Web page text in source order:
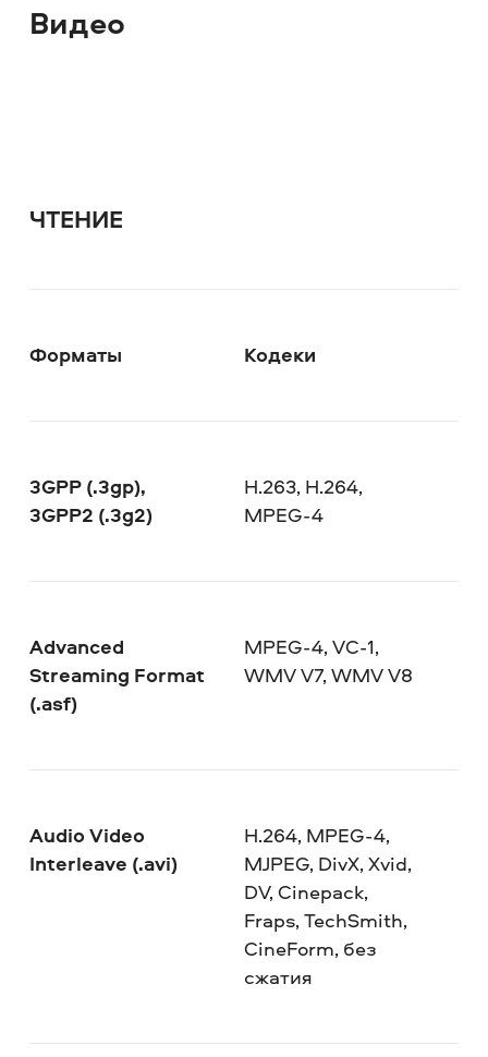
Видео
ЧТЕНИЕ
Форматы Кодеки
3GPP (.3gp),
3GPP2 (.3g2)
H.263, H.264,
MPEG-4
Advanced
Streaming Format
(.asf)
MPEG-4, VC-1,
WMV V7, WMV V8
Audio Video
Interleave (.avi)
H.264, MPEG-4,
MJPEG, DivX, Xvid,
DV, Cinepack,
Fraps, TechSmith,
CineForm, без
сжатия